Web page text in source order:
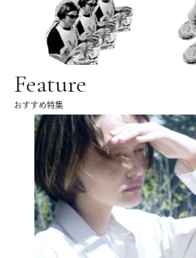
Feature
おすすめ特集